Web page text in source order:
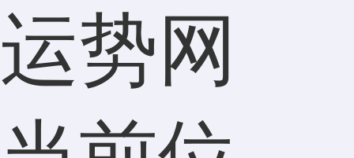
运势网